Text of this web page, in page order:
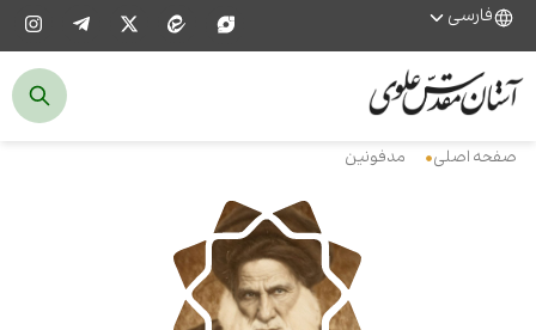
فارسی
صفحه اصلی مدفونین